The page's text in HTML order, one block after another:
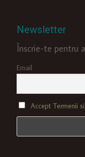
Newsletter
Înscrie-te pentru
Email
Accept Termenii